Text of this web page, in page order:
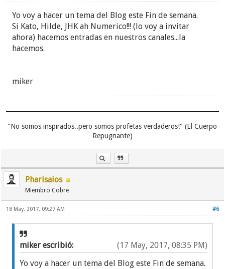
Yo voy a hacer un tema del Blog este Fin de semana.
Si Kato, Hilde, JHK ah Numerico!!! (lo voy a invitar
ahora) hacemos entradas en nuestros canales...la
hacemos.
miker
"No somos inspirados..pero somos profetas verdaderos!" (El Cuerpo
Repugnante)
Pharisaios
Miembro Cobre
#6
18 May, 2017, 09:27 AM
(17 May, 2017, 08:35 PM)
miker escribió:
Yo voy a hacer un tema del Blog este Fin de semana.